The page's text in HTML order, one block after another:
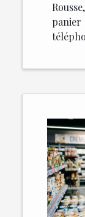
panier